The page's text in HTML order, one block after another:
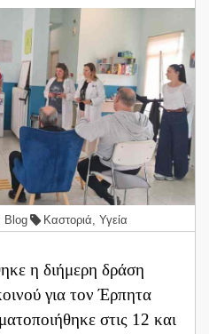
Blog Καστοριά,Υγεία
η διήμερη δράση
για τον Έρπητα
στις 12 και